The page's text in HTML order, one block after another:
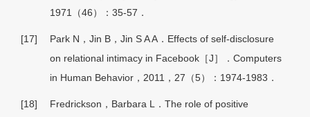
1971（46）：35-57．
[17]
Park N，Jin B，Jin S A A．Effects of self-disclosure
on relational intimacy in Facebook［J］．Computers
in Human Behavior，2011，27（5）：1974-1983．
[18]
Fredrickson，Barbara L．The role of positive